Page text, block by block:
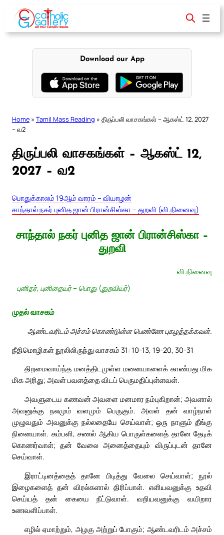
content
Download our App
Home » Tamil Mass Reading » திருப்பலி வாசகங்கள் – ஆகஸ்ட் 12, 2027
– வ2
திருப்பலி வாசகங்கள் – ஆகஸ்ட் 12,
2027 – வ2
பொதுக்காலம் 19ஆம் வாரம் – வியாழன்
சாந்தால் நகர் புனித ஜான் பிரான்சிஸ்கா – துறவி (வி.நினைவு)
சாந்தால் நகர் புனித ஜான் பிரான்சிஸ்கா –
துறவி
வி.நினைவு
புனிதர், புனிதையர் – பொது (துறவியர்)
முதல் வாசகம்
ஆண்டவரிடம் அச்சம் கொண்டுள்ள பெண்ணே புகழத்தக்கவள்.
நீதிமொழிகள் நூலிலிருந்து வாசகம் 31: 10-13, 19-20, 30-31
திறமைவாய்ந்த மனத்திடமுள்ள மனையாளைக் காண்பது மிக
மிக அரிது; அவள் பவளத்தை விடப் பெருமதிப்புள்ளவள்.
அவளுடைய கணவன் அவளை மனமார நம்புகிறான்; அவளால்
அவனுக்கு நலமும் வளமும் பெருகும். அவள் தன் வாழ்நாள்
முழுவதும் அவனுக்கு நல்லதையே செய்வாள்; ஒரு நாளும் தீங்கு
நினையாள். கம்பளி, சணல் ஆகிய பொருள்களைத் தானே தேடிக்
கொணர்வாள்; தன் வேலை அனைத்தையும் விருப்புடன் தானே
செய்வாள்.
இராட்டினத்தைத் தானே பிடித்து வேலை செய்வாள்; நூல்
இழைகளைத் தன் விரல்களால் திரிப்பாள். எளியவனுக்கு உதவி
செய்யத் தன் கையை நீட்டுவாள். வறியவனுக்கு வயிறார
உணவளிப்பாள்.
எழில் ஏமாற்றும், அழகு அற்றுப் போகும்; ஆண்டவரிடம் அச்சம்